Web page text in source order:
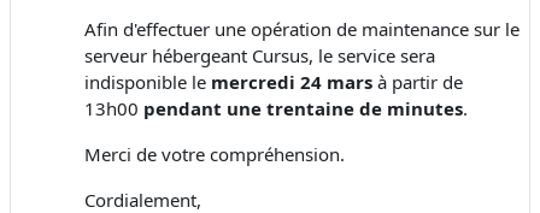
Afin d'effectuer une opération de maintenance sur le
serveur hébergeant Cursus, le service sera
indisponible le mercredi 24 mars à partir de
13h00 pendant une trentaine de minutes.
Merci de votre compréhension.
Cordialement,